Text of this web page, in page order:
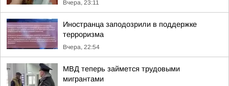
Вчера, 23:11
Иностранца заподозрили в поддержке
терроризма
Вчера, 22:54
МВД теперь займется трудовыми
мигрантами